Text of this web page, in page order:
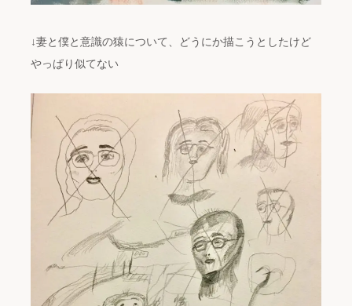
↓妻と僕と意識の猿について、どうにか描こうとしたけど
やっぱり似てない